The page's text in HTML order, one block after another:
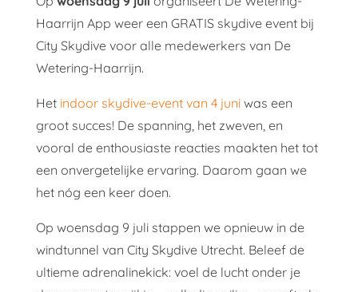
Haarrijn App weer een GRATIS skydive event bij
City Skydive voor alle medewerkers van De
Wetering-Haarrijn.
Het indoor skydive-event van 4 juniwas een
groot succes! De spanning, het zweven, en
vooral de enthousiaste reacties maakten het tot
een onvergetelijke ervaring. Daarom gaan we
het nóg een keer doen.
Op woensdag 9 juli stappen we opnieuw in de
windtunnel van City Skydive Utrecht. Beleef de
ultieme adrenalinekick: voel de lucht onder je